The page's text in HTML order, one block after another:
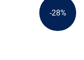
-28%